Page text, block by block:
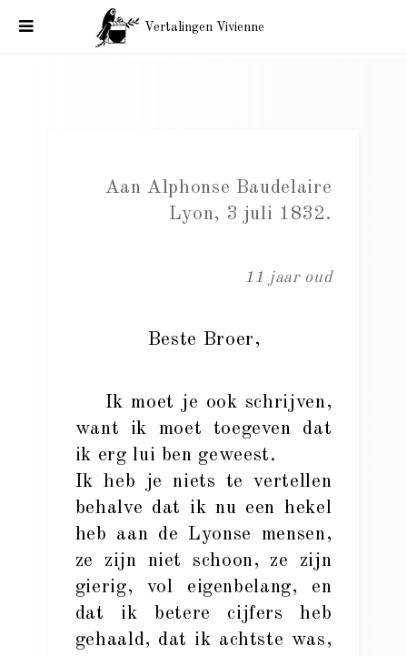
Vertalingen Vivienne
Aan Alphonse Baudelaire
Lyon, 3 juli 1832.
11 jaar oud
Beste Broer,
Ik moet je ook schrijven,
want ik moet toegeven dat
ik erg lui ben geweest.
Ik heb je niets te vertellen
behalve dat ik nu een hekel
heb aan de Lyonse mensen,
ze zijn niet schoon, ze zijn
gierig, vol eigenbelang, en
dat ik betere cijfers heb
gehaald, dat ik achtste was,